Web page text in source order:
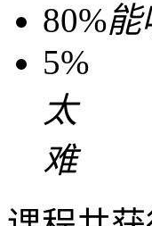
80%能
5%
太
难